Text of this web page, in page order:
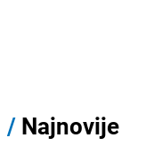
/ Najnovije